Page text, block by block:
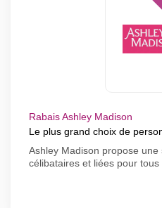
Rabais Ashley Madison
Le plus grand choix de
Ashley Madison propose
célibataires et liées pour